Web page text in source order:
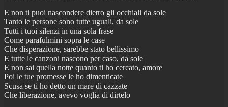
E non ti puoi nascondere dietro gli occhiali da sole
Tanto le persone sono tutte uguali, da sole
Tutti i tuoi silenzi in una sola frase
Come parafulmini sopra le case
Che disperazione, sarebbe stato bellissimo
E tutte le canzoni nascono per caso, da sole
E non sai quella notte quanto ti ho cercato, amore
Poi le tue promesse le ho dimenticate
Scusa se ti ho detto un mare di cazzate
Che liberazione, avevo voglia di dirtelo